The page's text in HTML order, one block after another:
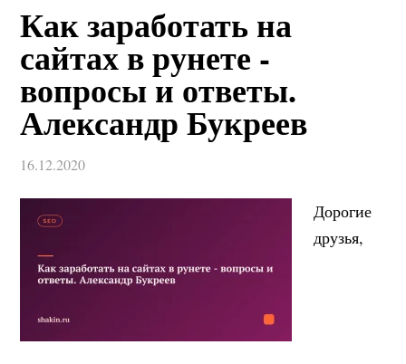
Как заработать на
сайтах в рунете -
вопросы и ответы.
Александр Букреев
16.12.2020
Дорогие
друзья,